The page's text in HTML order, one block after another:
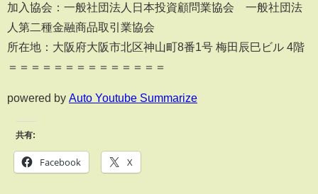
加入協会：一般社団法人日本投資顧問業協会 一般社団法
人第二種金融商品取引業協会
所在地：大阪府大阪市北区神山町8番1号 梅田辰巳ビル 4階
＝＝＝＝＝＝＝＝＝＝＝＝＝＝
powered by Auto Youtube Summarize
共有:
Facebook X